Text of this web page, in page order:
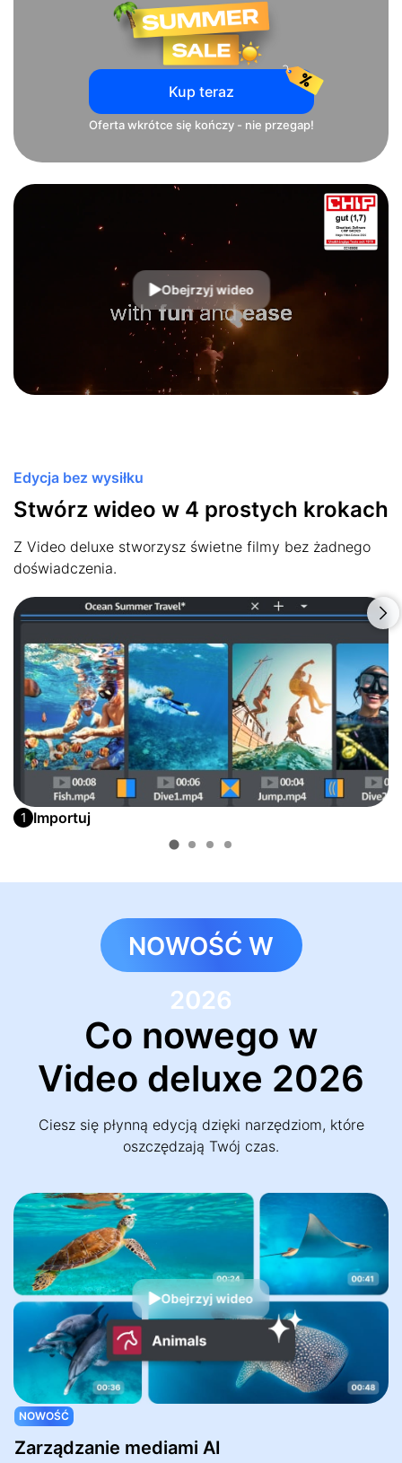
Kup teraz
Oferta wkrótce się kończy - nie przegap!
Obejrzyj wideo
Edycja bez wysiłku
Stwórz wideo w 4 prostych krokach
Z Video deluxe stworzysz świetne filmy bez żadnego
doświadczenia.
1 Importuj
NOWOŚĆ W
2026
Co nowego w
Video deluxe 2026
Ciesz się płynną edycją dzięki narzędziom, które
oszczędzają Twój czas.
Obejrzyj wideo
NOWOŚĆ
Zarządzanie mediami AI